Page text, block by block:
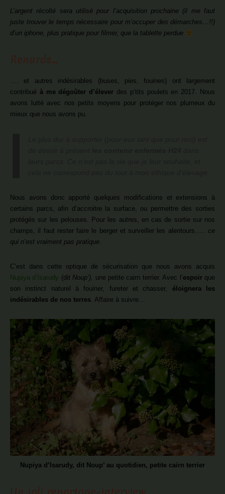
L’argent récolté sera utilisé pour l’acquisition prochaine (il me faut
juste trouver le temps nécessaire pour m’occuper des démarches…!!)
d’un iphone, plus pratique pour filmer, que la tablette perdue
…. et autres indésirables (buses, pies, fouines) ont largement
contribué à me dégoûter d’élever des p’tits poulets en 2017. Nous
avons lutté avec nos petits moyens pour protéger nos plumeux du
mieux que nous avons pu.
Nous avons donc apporté quelques modifications et extensions à
certains parcs, afin d’accroitre la surface, ou permettre des sorties
protégés sur les pelouses. Pour les autres, en cas de sortie sur nos
champs, il faut rester faire le berger et surveiller les alentours….. ce
qui n’est vraiment pas pratique
C’est dans cette optique de sécurisation que nous avons acquis
Nupiya d’Isarudy (dit Noup’), une petite cairn terrier. Avec l’espoirque
son instinct naturel à fouiner, fureter et chasser, éloignera les
indésirables de nos terres . Affaire à suivre…
Nupiya d’Isarudy, dit Noup’ au quotidien, petite cairn terrier